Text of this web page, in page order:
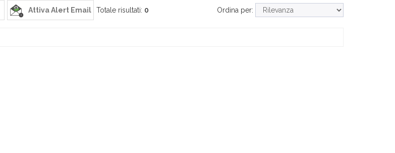
Attiva Alert Email Totale risultati: 0 Ordina per: